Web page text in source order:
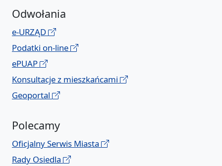
Odwołania
e-URZĄD
Podatki on-line
ePUAP
Konsultacje z mieszkańcami
Geoportal
Polecamy
Oficjalny Serwis Miasta
Rady Osiedla